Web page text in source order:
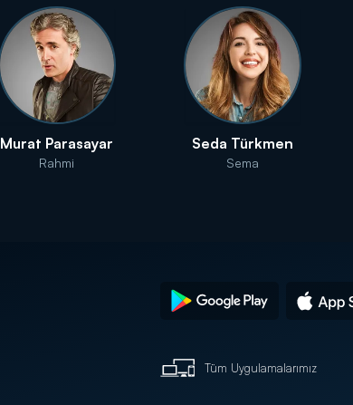
Murat Parasayar
Rahmi
Seda Türkmen
Sema
Tüm Uygulamalarımız